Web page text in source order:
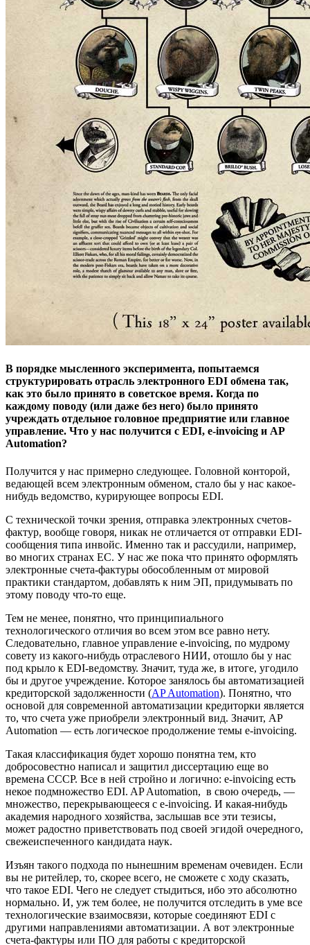
В порядке мысленного эксперимента, попытаемся
структурировать отрасль электронного EDI обмена так,
как это было принято в советское время. Когда по
каждому поводу (или даже без него) было принято
учреждать отдельное головное предприятие или главное
управление. Что у нас получится c EDI, e-invoicing и AP
Automation?
Получится у нас примерно следующее. Головной конторой,
ведающей всем электронным обменом, стало бы у нас какое-
нибудь ведомство, курирующее вопросы EDI.
С технической точки зрения, отправка электронных счетов-
фактур, вообще говоря, никак не отличается от отправки EDI-
сообщения типа инвойс. Именно так и рассудили, например,
во многих странах ЕС. У нас же пока что принято оформлять
электронные счета-фактуры обособленным от мировой
практики стандартом, добавлять к ним ЭП, придумывать по
этому поводу что-то еще.
Тем не менее, понятно, что принципиального
технологического отличия во всем этом все равно нету.
Следовательно, главное управление e-invoicing, по мудрому
совету из какого-нибудь отраслевого НИИ, отошло бы у нас
под крыло к EDI-ведомству. Значит, туда же, в итоге, угодило
бы и другое учреждение. Которое занялось бы автоматизацией
кредиторской задолженности (AP Automation). Понятно, что
основой для современной автоматизации кредиторки является
то, что счета уже приобрели электронный вид. Значит, AP
Automation — есть логическое продолжение темы e-invoicing.
Такая классификация будет хорошо понятна тем, кто
добросовестно написал и защитил диссертацию еще во
времена СССР. Все в ней стройно и логично: e-invoicing есть
некое подмножество EDI. AP Automation, в свою очередь, —
множество, перекрывающееся с e-invoicing. И какая-нибудь
академия народного хозяйства, заслышав все эти тезисы,
может радостно приветствовать под своей эгидой очередного,
свежеиспеченного кандидата наук.
Изъян такого подхода по нынешним временам очевиден. Если
вы не ритейлер, то, скорее всего, не сможете с ходу сказать,
что такое EDI. Чего не следует стыдиться, ибо это абсолютно
нормально. И, уж тем более, не получится отследить в уме все
технологические взаимосвязи, которые соединяют EDI с
другими направлениями автоматизации. А вот электронные
счета-фактуры или ПО для работы с кредиторской